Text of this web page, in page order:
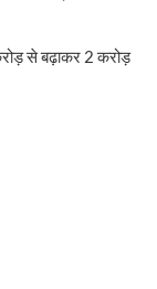
से बढ़ाकर 2 करोड़